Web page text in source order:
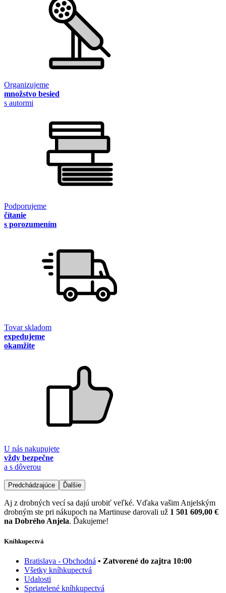
Organizujeme
množstvo besied
s autormi
Podporujeme
čítanie
s porozumením
Tovar skladom
expedujeme
okamžite
U nás nakupujete
vždy bezpečne
a s dôverou
Predchádzajúce Ďalšie
Aj z drobných vecí sa dajú urobiť veľké. Vďaka vašim Anjelským
drobným ste pri nákupoch na Martinuse darovali už 1 501 609,00 €
na Dobrého Anjela. Ďakujeme!
Kníhkupectvá
Bratislava - Obchodná • Zatvorené do zajtra 10:00
Všetky kníhkupectvá
Udalosti
Spriatelené kníhkupectvá